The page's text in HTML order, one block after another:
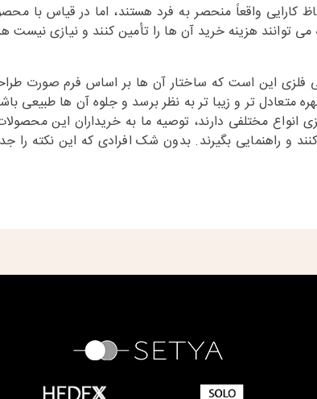
واقعاً منحصر به فرد هستند، اما در قیاس با
توانند هزینه خرید آن ها را تأمین کنند و نیازی
این است که ساختار آن ها بر اساس فرم صورت
متعادل تر و زیبا تر به نظر برسد و جلوه آن ها طبیعی
مختلفی دارند، توصیه ما به خریداران این
و راهنمایی بگیرند. بدون شک افرادی که این نکته